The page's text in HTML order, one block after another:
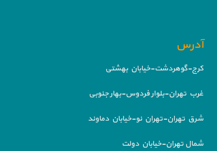
آدرس
کرج-گوهردشت-خیابان بهشتی
غرب تهران-بلوار فردوس-بهار جنوبی
شرق تهران-تهران نو-خیابان دماوند
شمال تهران-خیابان دولت